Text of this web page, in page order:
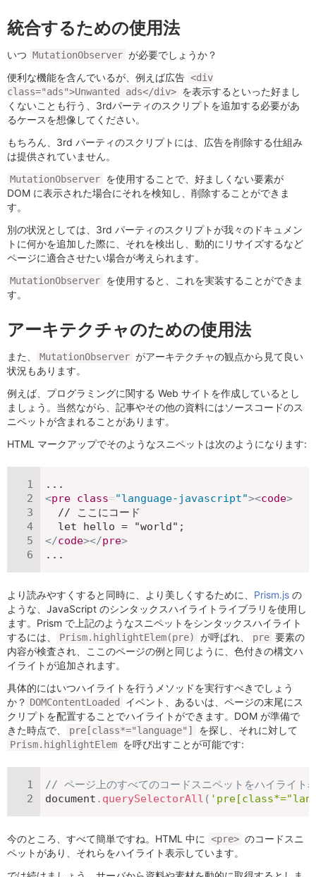
統合するための使用法
いつ MutationObserver が必要でしょうか？
便利な機能を含んでいるが、例えば広告 <div
class="ads">Unwanted ads</div> を表示するといった好まし
くないことも行う、3rdパーティのスクリプトを追加する必要があ
るケースを想像してください。
もちろん、3rd パーティのスクリプトには、広告を削除する仕組み
は提供されていません。
MutationObserver を使用することで、好ましくない要素が
DOM に表示された場合にそれを検知し、削除することができま
す。
別の状況としては、3rd パーティのスクリプトが我々のドキュメン
トに何かを追加した際に、それを検出し、動的にリサイズするなど
ページに適合させたい場合が考えられます。
MutationObserver を使用すると、これを実装することができま
す。
アーキテクチャのための使用法
また、 MutationObserver がアーキテクチャの観点から見て良い
状況もあります。
例えば、プログラミングに関する Web サイトを作成しているとし
ましょう。当然ながら、記事やその他の資料にはソースコードのス
ニペットが含まれることがあります。
HTML マークアップでそのようなスニペットは次のようになります:
<pre class="language-javascript"><code>
  // ここにコード
</code></pre>
...
より読みやすくすると同時に、より美しくするために、 Prism.js の
ような、JavaScript のシンタックスハイライトライブラリを使用し
ます。Prism で上記のようなスニペットをシンタックスハイライト
するには、
Prism.highlightElem(pre) が呼ばれ、 pre 要素の
内容が検査され、ここのページの例と同じように、色付きの構文ハ
イライトが追加されます。
具体的にはいつハイライトを行うメソッドを実行すべきでしょう
か？ DOMContentLoaded
イベント、あるいは、ページの末尾にス
クリプトを配置することでハイライトができます。DOM が準備で
きた時点で、
pre[class*="language"] を探し、それに対して
Prism.highlightElem を呼び出すことが可能です:
// ページ上のすべてのコードスニペットをハイライト
document . querySelectorAll (
今のところ、すべて簡単ですね。HTML 中に <pre> のコードスニ
ペットがあり、それらをハイライト表示しています。